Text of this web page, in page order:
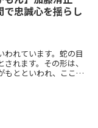
で忠誠心を揺らし
われています。蛇の目
れます。その形は、
もとといわれ、ここか